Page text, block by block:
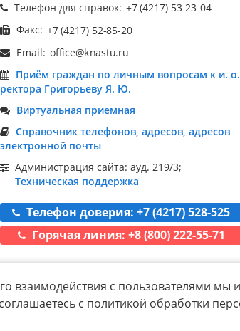
взаимодействия с пользователями мы
с политикой обработки
Телефон для справок:
Факс:
Email:
Приём граждан по личным вопросам к и. о.
ректора Григорьеву Я. Ю.
Виртуальная приемная
Справочник телефонов, адресов, адресов
электронной почты
Администрация сайта: ауд. 219/3;
Техническая поддержка
Телефон доверия: +7 (4217) 528-525
Горячая линия: +8 (800) 222-55-71